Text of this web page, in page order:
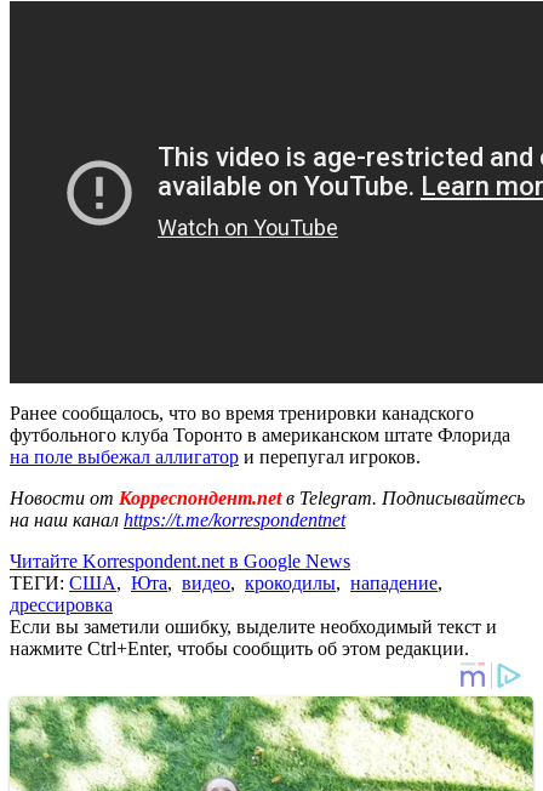
Ранее сообщалось, что во время тренировки канадского
футбольного клуба Торонто в американском штате Флорида
на поле выбежал аллигатор и перепугал игроков.
Новости от Корреспондент.netв Telegram. Подписывайтесь
на наш канал https://t.me/korrespondentnet
Читайте Korrespondent.net в Google News
ТЕГИ: США, Юта, видео, крокодилы, нападение,
дрессировка
Если вы заметили ошибку, выделите необходимый текст и
нажмите Ctrl+Enter, чтобы сообщить об этом редакции.